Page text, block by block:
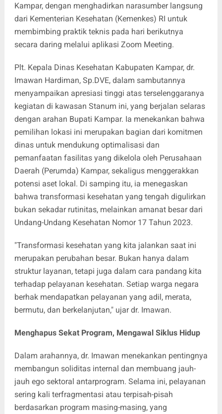
Kampar, dengan menghadirkan narasumber langsung
dari Kementerian Kesehatan (Kemenkes) RI untuk
membimbing praktik teknis pada hari berikutnya
secara daring melalui aplikasi Zoom Meeting.
Plt. Kepala Dinas Kesehatan Kabupaten Kampar, dr.
Imawan Hardiman, Sp.DVE, dalam sambutannya
menyampaikan apresiasi tinggi atas terselenggaranya
kegiatan di kawasan Stanum ini, yang berjalan selaras
dengan arahan Bupati Kampar. Ia menekankan bahwa
pemilihan lokasi ini merupakan bagian dari komitmen
dinas untuk mendukung optimalisasi dan
pemanfaatan fasilitas yang dikelola oleh Perusahaan
Daerah (Perumda) Kampar, sekaligus menggerakkan
potensi aset lokal. Di samping itu, ia menegaskan
bahwa transformasi kesehatan yang tengah digulirkan
bukan sekadar rutinitas, melainkan amanat besar dari
Undang-Undang Kesehatan Nomor 17 Tahun 2023.
"Transformasi kesehatan yang kita jalankan saat ini
merupakan perubahan besar. Bukan hanya dalam
struktur layanan, tetapi juga dalam cara pandang kita
terhadap pelayanan kesehatan. Setiap warga negara
berhak mendapatkan pelayanan yang adil, merata,
bermutu, dan berkelanjutan," ujar dr. Imawan.
Menghapus Sekat Program, Mengawal Siklus Hidup
Dalam arahannya, dr. Imawan menekankan pentingnya
membangun soliditas internal dan membuang jauh-
jauh ego sektoral antarprogram. Selama ini, pelayanan
sering kali terfragmentasi atau terpisah-pisah
berdasarkan program masing-masing, yang